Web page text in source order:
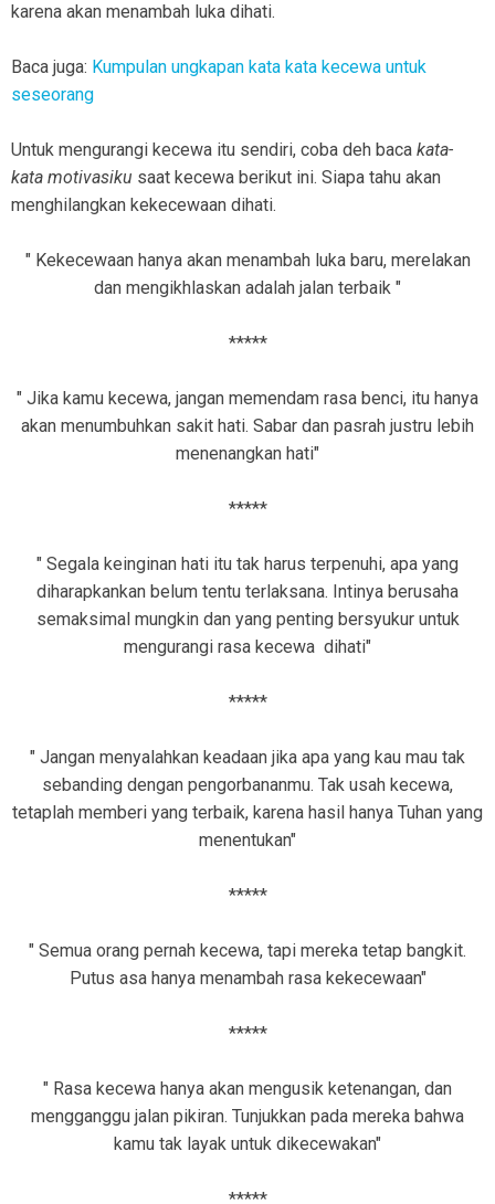
karena akan menambah luka dihati.
Baca juga: Kumpulan ungkapan kata kata kecewa untuk
seseorang
Untuk mengurangi kecewa itu sendiri, coba deh baca kata-
kata motivasiku saat kecewa berikut ini. Siapa tahu akan
menghilangkan kekecewaan dihati.
" Kekecewaan hanya akan menambah luka baru, merelakan
dan mengikhlaskan adalah jalan terbaik "
*****
" Jika kamu kecewa, jangan memendam rasa benci, itu hanya
akan menumbuhkan sakit hati. Sabar dan pasrah justru lebih
menenangkan hati"
*****
" Segala keinginan hati itu tak harus terpenuhi, apa yang
diharapkankan belum tentu terlaksana. Intinya berusaha
semaksimal mungkin dan yang penting bersyukur untuk
mengurangi rasa kecewa dihati"
*****
" Jangan menyalahkan keadaan jika apa yang kau mau tak
sebanding dengan pengorbananmu. Tak usah kecewa,
tetaplah memberi yang terbaik, karena hasil hanya Tuhan yang
menentukan"
*****
" Semua orang pernah kecewa, tapi mereka tetap bangkit.
Putus asa hanya menambah rasa kekecewaan"
*****
" Rasa kecewa hanya akan mengusik ketenangan, dan
mengganggu jalan pikiran. Tunjukkan pada mereka bahwa
kamu tak layak untuk dikecewakan"
*****